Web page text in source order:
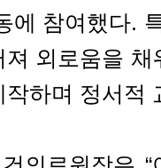
에 참여했다.
져 외로움을
작하며 정서적